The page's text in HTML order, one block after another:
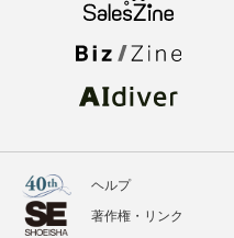
ヘルプ
著作権・リンク